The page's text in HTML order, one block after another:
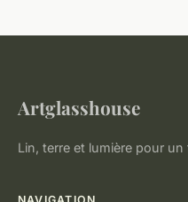
Artglasshouse
Lin, terre et lumière pour